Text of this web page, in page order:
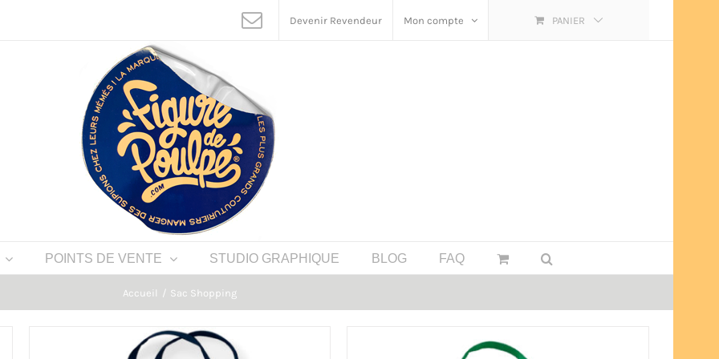
Devenir Revendeur Mon compte PANIER
POINTS DE VENTE STUDIO GRAPHIQUE BLOG FAQ
Accueil Sac Shopping